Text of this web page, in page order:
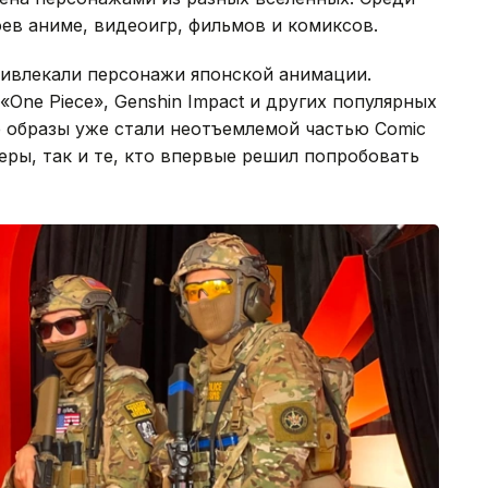
аниме, видеоигр, фильмов и комиксов.
персонажи японской анимации.
Piece», Genshin Impact и других популярных
уже стали неотъемлемой частью Comic
так и те, кто впервые решил попробовать